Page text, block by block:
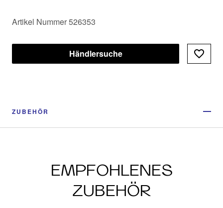
Artikel Nummer 526353
Händlersuche
ZUBEHÖR
EMPFOHLENES
ZUBEHÖR